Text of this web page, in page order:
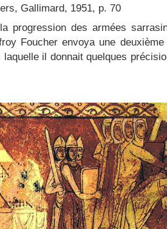
Gallimard, 1951, p. 70
progression des armées
Foucher envoya une
laquelle il donnait quelques